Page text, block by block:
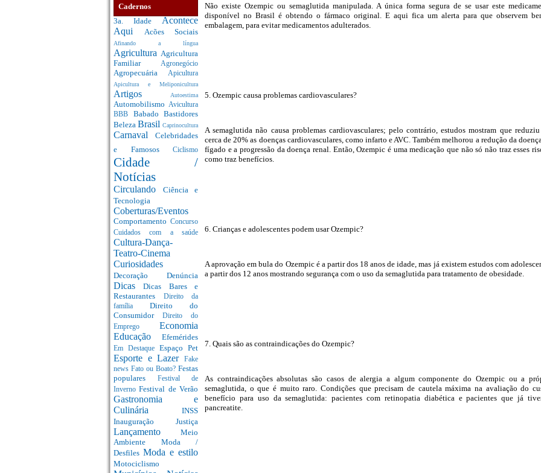
Cadernos
3a. Idade Acontece
Aqui Acões Sociais
Afinando a língua
Agricultura Agricultura
Familiar Agronegócio
Agropecuária Apicultura
Apicultura e Meliponicultura
Artigos Autoestima
Automobilismo Avicultura
BBB Babado Bastidores
Beleza Brasil Caprinocultura
Carnaval Celebridades
e Famosos Ciclismo
Cidade /
Notícias
Circulando Ciência e
Tecnologia
Coberturas/Eventos
Comportamento Concurso
Cuidados com a saúde
Cultura-Dança-
Teatro-Cinema
Curiosidades
Decoração Denúncia
DicasDicas Bares e
Restaurantes
Direito da
família Direito do
Consumidor Direito do
Emprego Economia
Educação Efemérides
Em Destaque Espaço Pet
Esporte e Lazer
Fake
news Fato ou Boato? Festas
populares
Festival de
InvernoFestival de Verão
Gastronomia e
Culinária INSS
Inauguração Justiça
Lançamento Meio
Ambiente Moda /
Desfiles Moda e estilo
Motociclismo
Não existe Ozempic ou semaglutida manipulada. A única forma segura de se usar este
disponível no Brasil é obtendo o fármaco original. E aqui fica um alerta para que observem
embalagem, para evitar medicamentos adulterados.
5. Ozempic causa problemas cardiovasculares?
A semaglutida não causa problemas cardiovasculares; pelo contrário, estudos mostram que
cerca de 20% as doenças cardiovasculares, como infarto e AVC. Também melhorou a redução da
fígado e a progressão da doença renal. Então, Ozempic é uma medicação que não só não traz esses
como traz benefícios.
6. Crianças e adolescentes podem usar Ozempic?
A aprovação em bula do Ozempic é a partir dos 18 anos de idade, mas já existem estudos com
a partir dos 12 anos mostrando segurança com o uso da semaglutida para tratamento de obesidade.
7. Quais são as contraindicações do Ozempic?
As contraindicações absolutas são casos de alergia a algum componente do Ozempic ou a
semaglutida, o que é muito raro. Condições que precisam de cautela máxima na avaliação do
benefício para uso da semaglutida: pacientes com retinopatia diabética e pacientes que já
pancreatite.